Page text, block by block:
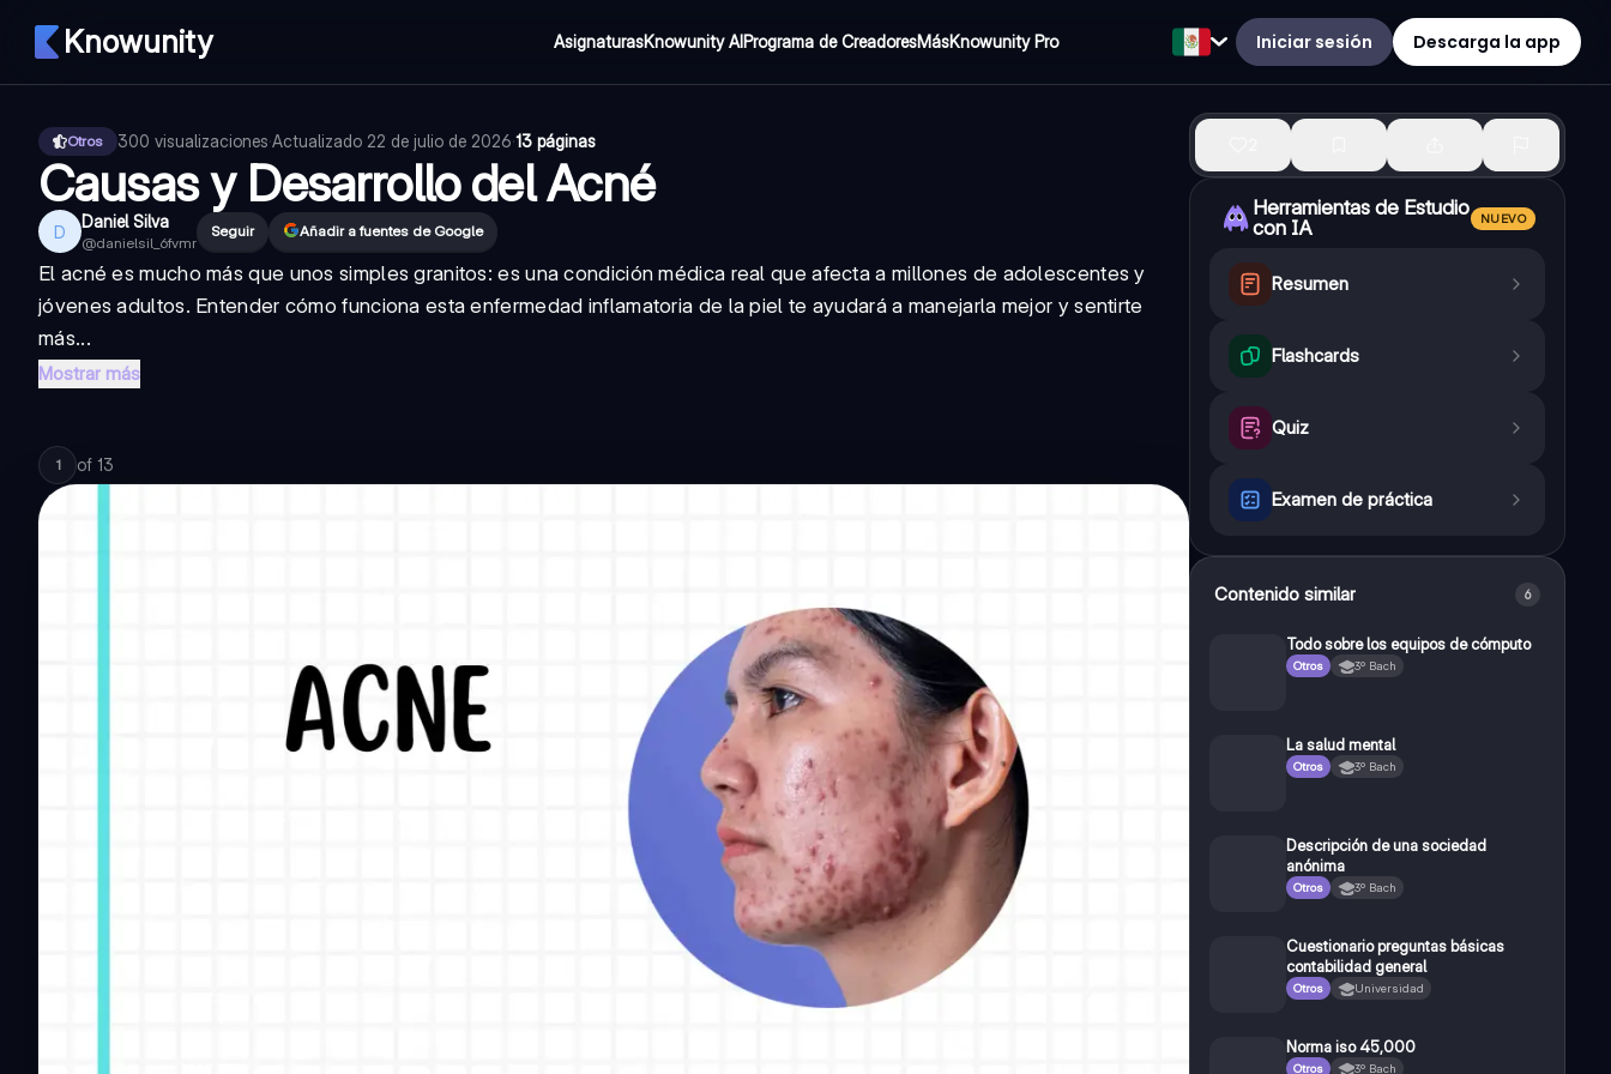
Knowunity AsignaturasKnowunity AIPrograma de CreadoresMásKnowunity Pro Iniciar sesión Descarga la app
Otros 300 visualizaciones·Actualizado 22 de julio de 2026·13 páginas
Causas y Desarrollo del Acné
D Daniel Silva
@danielsil_6fvmr
Seguir Añadir a fuentes de Google
El acné es mucho más que unos simples granitos: es una condición médica real que afecta a millones de adolescentes y
jóvenes adultos. Entender cómo funciona esta enfermedad inflamatoria de la piel te ayudará a manejarla mejor y sentirte
más...
Mostrar más
1 of 13
Herramientas de Estudio
con IA
NUEVO
Resumen
Flashcards
Quiz
Examen de práctica
Contenido similar 6
Todo sobre los equipos de cómputo
Otros 3º Bach
La salud mental
Otros 3º Bach
Descripción de una sociedad
anónima
Otros 3º Bach
Cuestionario preguntas básicas
contabilidad general
Otros Universidad
Norma iso 45,000
Otros 3º Bach